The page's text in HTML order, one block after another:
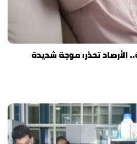
الأرصاد تحذر: موجة شديدة